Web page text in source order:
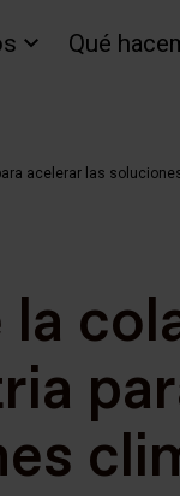
Qué
acelerar las